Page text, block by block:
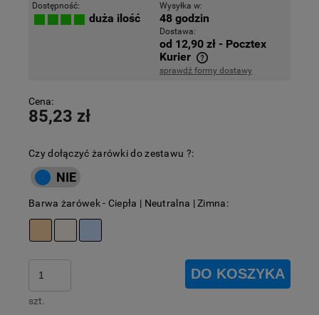
Dostępność:
duża ilość
Wysyłka w:
48 godzin
Dostawa:
od 12,90 zł - Pocztex
Kurier
Cena nie zawiera ewentualnych kosztów płatności
sprawdź formy dostawy
Cena:
85,23 zł
Czy dołączyć żarówki do zestawu ?:
Barwa żarówek - Ciepła | Neutralna | Zimna:
szt.
DO KOSZYKA